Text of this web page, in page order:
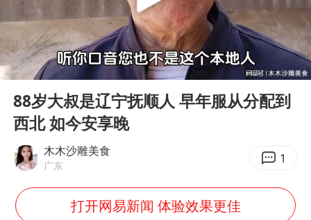
五粮液渠道价一箱上涨近百元
CIA被曝已秘密设立古巴工作组
法国将禁止“未经同意的电话营销”
吉林一“温度计大楼”读数爆表
Play
00:00
88岁大叔是辽宁抚顺人 早年服从分配到
西北 如今安享晚
木木沙雕美食
广东 1
打开网易新闻 体验效果更佳